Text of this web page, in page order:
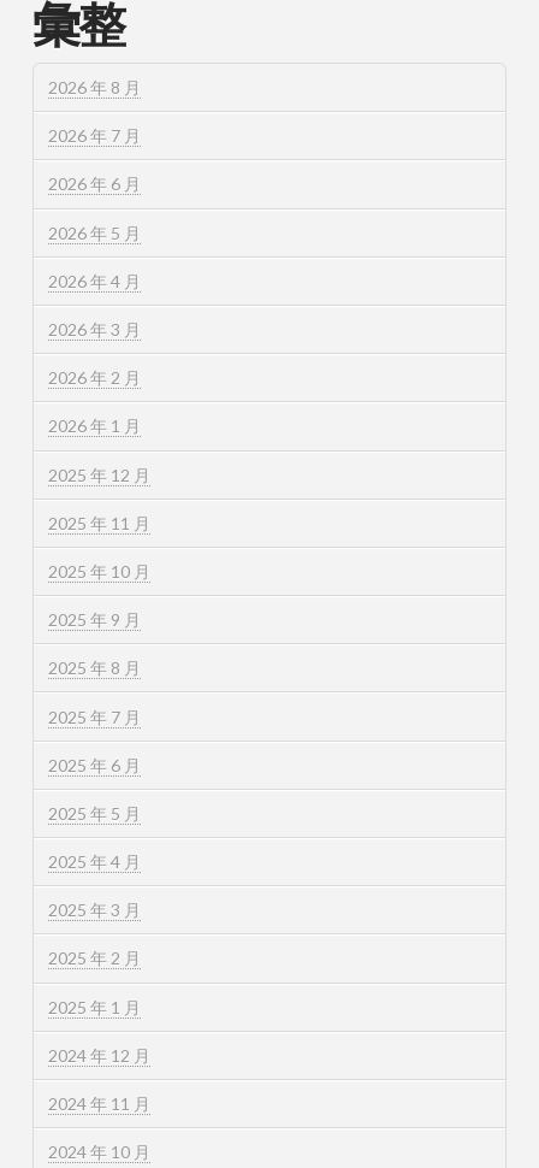
彙整
2026 年 8 月
2026 年 7 月
2026 年 6 月
2026 年 5 月
2026 年 4 月
2026 年 3 月
2026 年 2 月
2026 年 1 月
2025 年 12 月
2025 年 11 月
2025 年 10 月
2025 年 9 月
2025 年 8 月
2025 年 7 月
2025 年 6 月
2025 年 5 月
2025 年 4 月
2025 年 3 月
2025 年 2 月
2025 年 1 月
2024 年 12 月
2024 年 11 月
2024 年 10 月